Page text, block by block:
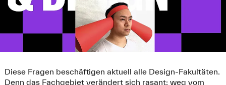
Diese Fragen beschäftigen aktuell alle Design-Fakultäten.
Denn das Fachgebiet verändert sich rasant: weg vom